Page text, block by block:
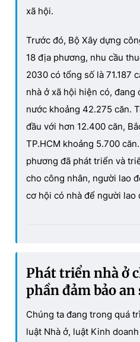
xã hội.
Trước đó, Bộ Xây dựng
18 địa phương, nhu cầu
2030 có tổng số là 71.187
nhà ở xã hội hiện có,
nước khoảng 42.275 căn.
đầu với hơn 12.400 căn,
TP.HCM khoảng 5.700
phương đã phát triển và
cho công nhân, người lao
cơ hội có nhà để người lao
Phát triển nhà ở
phần đảm bảo
Chúng ta đang trong quá
luật Nhà ở, luật Kinh